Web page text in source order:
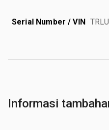
Serial Number / VIN
Informasi